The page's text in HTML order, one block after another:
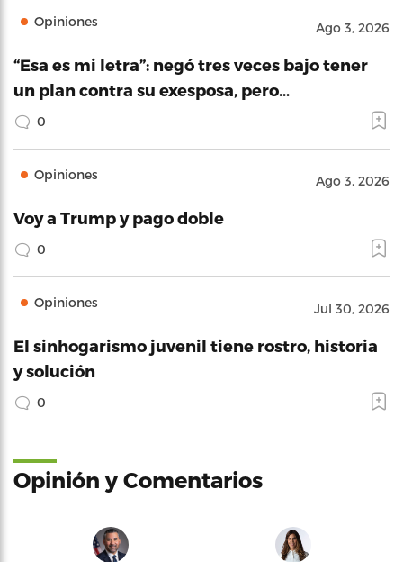
Opiniones Ago 3, 2026
“Esa es mi letra”: negó tres veces bajo tener
un plan contra su exesposa, pero…
0
Opiniones Ago 3, 2026
Voy a Trump y pago doble
0
Opiniones Jul 30, 2026
El sinhogarismo juvenil tiene rostro, historia
y solución
0
Opinión y Comentarios